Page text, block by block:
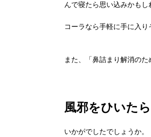
んで寝たら思い込みかもし
コーラなら手軽に手に入り
また、「鼻詰まり解消の
風邪をひいた
いかがでしたでしょうか。